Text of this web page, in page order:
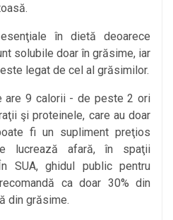
în dietă deoarece
solubile doar în grăsime, iar
legat de cel al grăsimilor.
9 calorii - de peste 2 ori
şi proteinele, care au doar
fi un supliment preţios
lucrează afară, în spaţii
SUA, ghidul public pentru
ca doar 30% din
din grăsime.